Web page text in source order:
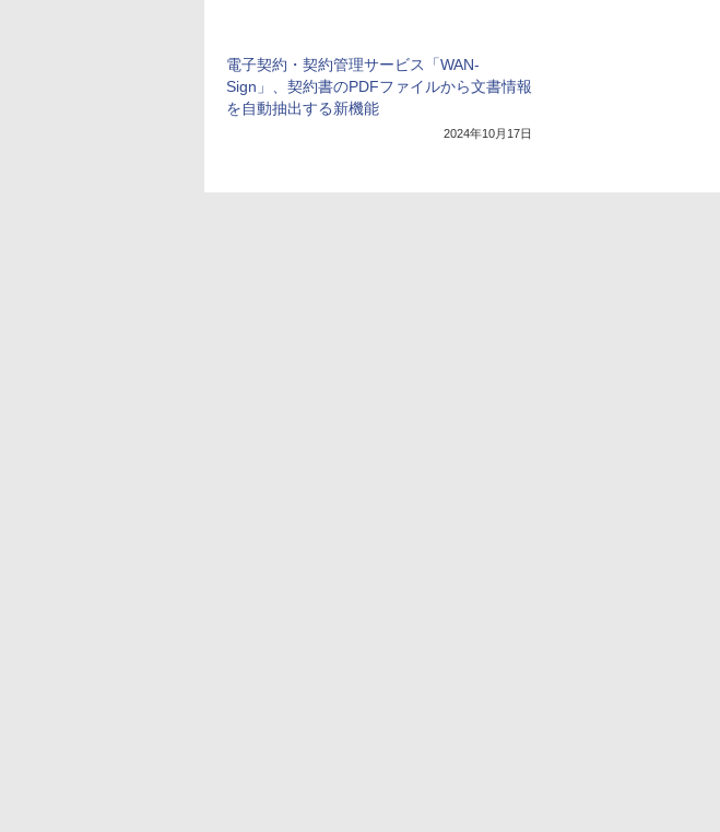
電子契約・契約管理サービス「WAN-
Sign」、契約書のPDFファイルから文書情報
を自動抽出する新機能
2024年10月17日